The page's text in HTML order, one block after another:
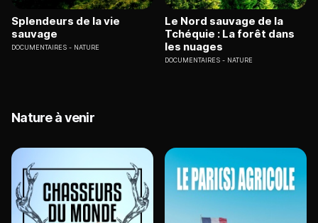
Splendeurs de la vie
sauvage
DOCUMENTAIRES NATURE
Le Nord sauvage de la
Tchéquie : La forêt dans
les nuages
DOCUMENTAIRES NATURE
Nature à venir